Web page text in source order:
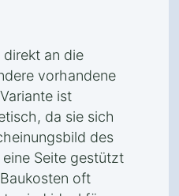
an die
vorhandene
ist
da sie sich
des
Seite gestützt
oft